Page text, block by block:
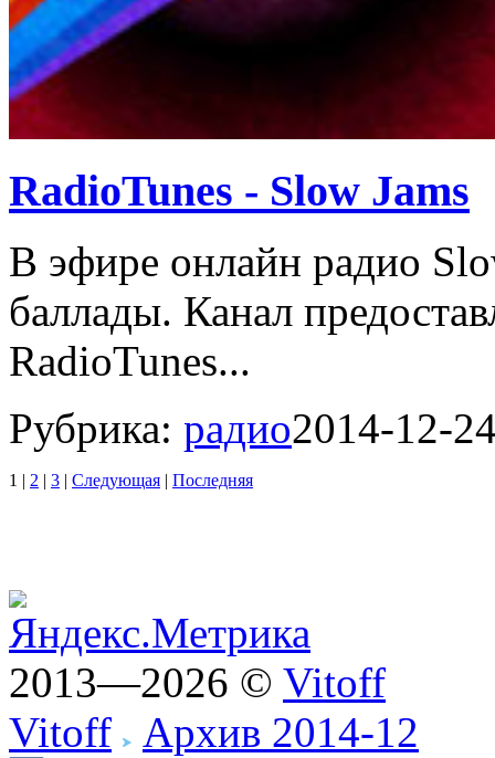
RadioTunes - Slow Jams
В эфире онлайн радио
баллады. Канал
RadioTunes...
Рубрика: радио2014-12-
1 | 2 | 3 | Следующая | Последняя
2013—2026 © Vitoff
Vitoff
Архив 2014-12